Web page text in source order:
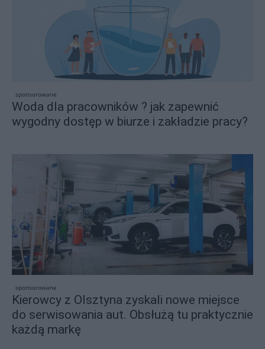
sponsorowane
Woda dla pracowników ? jak zapewnić
wygodny dostęp w biurze i zakładzie pracy?
sponsorowane
Kierowcy z Olsztyna zyskali nowe miejsce
do serwisowania aut. Obsłużą tu praktycznie
każdą markę